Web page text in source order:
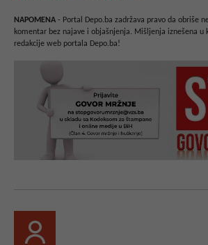
NAPOMENA - Portal Depo.ba zadržava pravo da obriše
komentar bez najave i objašnjenja. Mišljenja iznešena u
redakcije web portala Depo.ba!